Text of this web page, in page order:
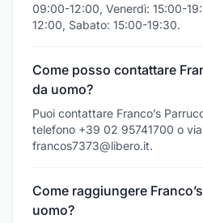
09:00-12:00, Venerdì: 15:00-
12:00, Sabato: 15:00-19:30.
Come posso contattare
da uomo?
Puoi contattare Franco’s
telefono +39 02 95741700 o via
francos7373@libero.it.
Come raggiungere
uomo?